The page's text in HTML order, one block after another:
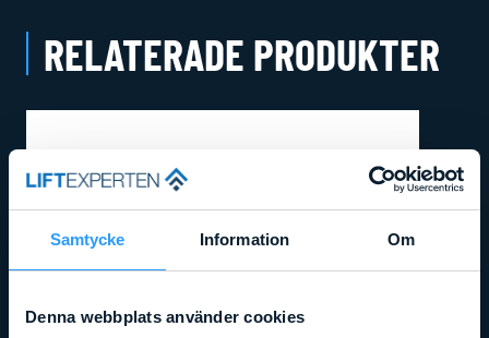
Samtycke Information Om
Denna webbplats använder cookies
RELATERADE PRODUKTER